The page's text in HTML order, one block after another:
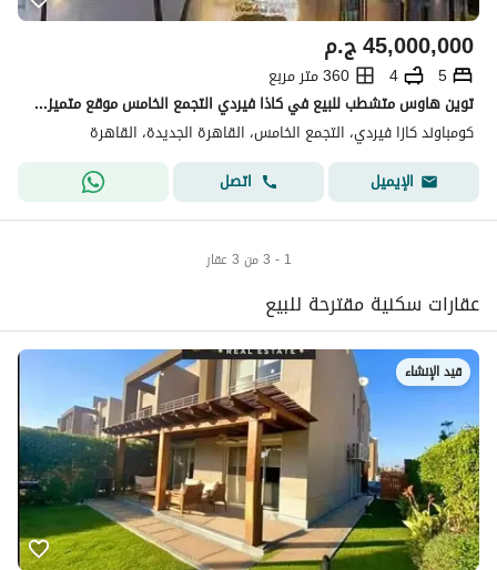
ج.م45,000,000
5
4
360 متر مربع
توين هاوس متشطب للبيع في كاذا فيردي التجمع الخامس موقع متميز واقل من السوق
كومباوند كازا فيردي، التجمع الخامس، القاهرة الجديدة، القاهرة
الإيميل
اتصل
1 - 3 من 3 عقار
عقارات سكنية مقترحة للبيع
قيد الإنشاء